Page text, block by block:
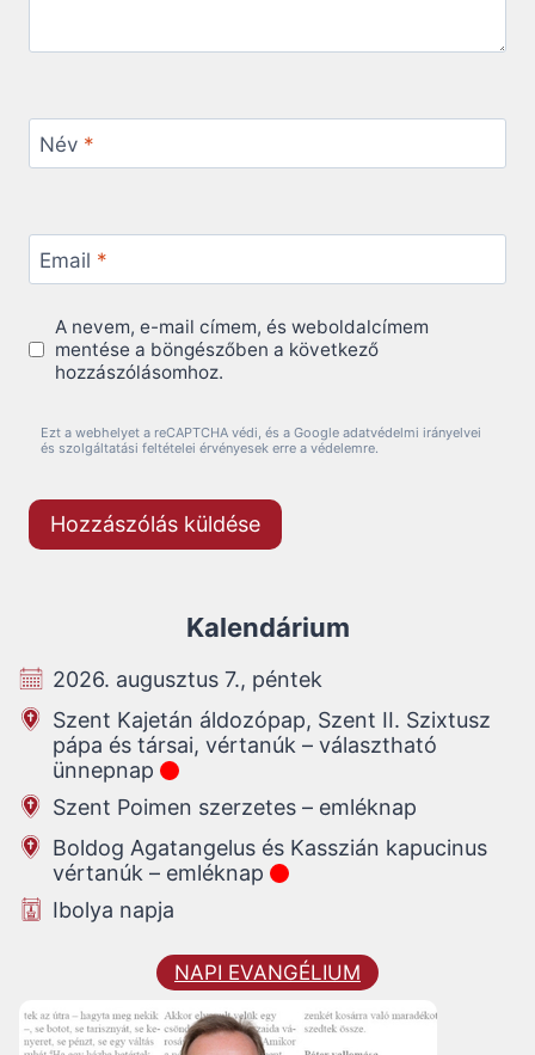
Név *
Email *
A nevem, e-mail címem, és weboldalcímem
mentése a böngészőben a következő
hozzászólásomhoz.
Ezt a webhelyet a reCAPTCHA védi, és a Google adatvédelmi irányelvei
és szolgáltatási feltételei érvényesek erre a védelemre.
Kalendárium
2026. augusztus 7., péntek
Szent Kajetán áldozópap, Szent II. Szixtusz
pápa és társai, vértanúk – választható
ünnepnap
Szent Poimen szerzetes – emléknap
Boldog Agatangelus és Kasszián kapucinus
vértanúk – emléknap
Ibolya napja
NAPI EVANGÉLIUM